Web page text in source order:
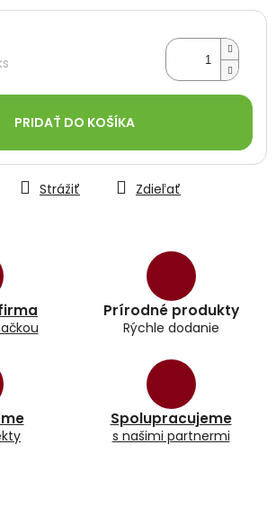
PRIDAŤ DO KOŠÍKA
Prírodné produkty
Rýchle dodanie
Spolupracujeme
s našimi partnermi
Strážiť Zdieľať